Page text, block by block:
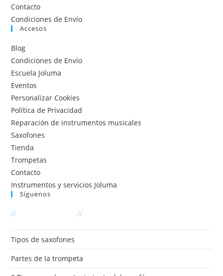
Contacto
Condiciones de Envío
Accesos
Blog
Condiciones de Envío
Escuela Joluma
Eventos
Personalizar Cookies
Política de Privacidad
Reparación de instrumentos musicales
Saxofones
Tienda
Trompetas
Contacto
Instrumentos y servicios Joluma
Síguenos
Se
en
nueva
// Últimas entradas//
Tipos de saxofones
Partes de la trompeta